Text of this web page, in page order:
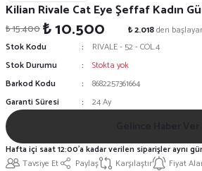
Kilian Rivale Cat Eye Şeffaf Kadın
₺ 15.400₺ 10.500 ₺ 2.018den
Stok Kodu
RIVALE - 52 - COL.4
Stok Durumu
Stokta yok
Barkod Kodu
8682257361664
Garanti Süresi
24 Ay
Tavsiye Et Paylaş Karşılaştır Fiyat
Hafta içi saat 12:00'a kadar verilen siparişler aynı